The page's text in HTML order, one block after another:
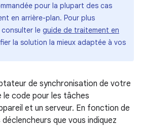
pour la plupart des cas
en arrière-plan. Pour plus
le guide de traitement en
la solution la mieux adaptée à vos
de synchronisation de votre
le code pour les tâches
et un serveur. En fonction de
que vous indiquez